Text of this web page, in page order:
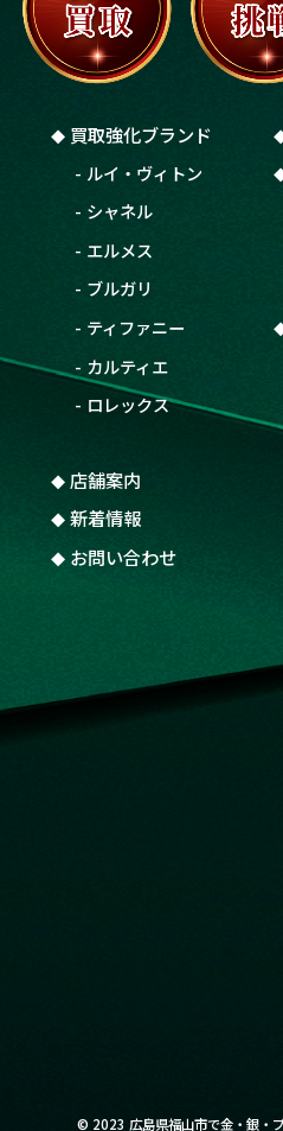
買取強化ブランド
ルイ・ヴィトン
シャネル
エルメス
ブルガリ
ティファニー
カルティエ
ロレックス
店舗案内
新着情報
お問い合わせ
© 2023 広島県福山市で金・銀・